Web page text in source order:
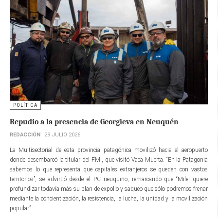
POLÍTICA
Repudio a la presencia de Georgieva en Neuquén
REDACCIÓN 29 JULIO 2026
La Multisectorial de esta provincia patagónica movilizó hacia el aeropuerto
donde desembarcó la titular del FMI, que visitó Vaca Muerta. “En la Patagonia
sabemos lo que representa que capitales extranjeros se queden con vastos
territorios”, se advirtió desde el PC neuquino, remarcando que “Milei quiere
profundizar todavía más su plan de expolio y saqueo que sólo podremos frenar
mediante la concientización, la resistencia, la lucha, la unidad y la movilización
popular”.